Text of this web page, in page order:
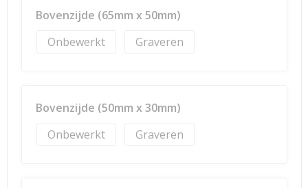
Bovenzijde (65mm x 50mm)
Onbewerkt
Graveren
Bovenzijde (50mm x 30mm)
Onbewerkt
Graveren